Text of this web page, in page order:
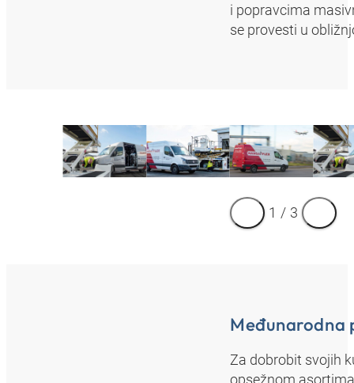
i popravcima
se provesti u
1 / 3
Međunarodna
Za dobrobit svojih
opsežnom